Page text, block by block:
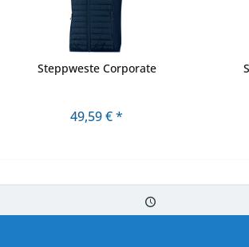
Steppweste Corporate
49,59 € *